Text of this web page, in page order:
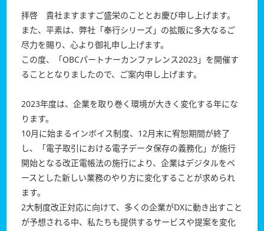
拝啓 貴社ますますご盛栄のこととお慶び申し上げます。
また、平素は、弊社「奉行シリーズ」の拡販に多大なるご
尽力を賜り、心より御礼申し上げます。
この度、「OBCパートナーカンファレンス2023」を開催す
ることとなりましたので、ご案内申し上げます。
2023年度は、企業を取り巻く環境が大きく変化する年にな
ります。
10月に始まるインボイス制度、12月末に宥恕期間が終了
し、「電子取引における電子データ保存の義務化」が施行
開始となる改正電帳法の施行により、企業はデジタルをベ
ースとした新しい業務のやり方に変化することが求められ
ます。
2大制度改正対応に向けて、多くの企業がDXに動き出すこと
が予想される中、私たちも提供するサービスや提案を変化